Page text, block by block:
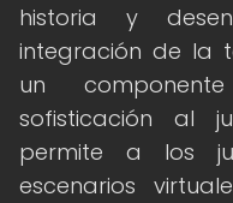
historia y
integración de la
un
sofisticación al
permite a los
escenarios